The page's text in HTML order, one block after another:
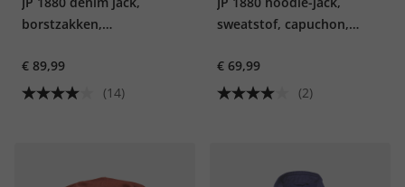
borstzakken,
€ 89,99
(14)
sweatstof, capuchon,
tot 8XL
€ 69,99
(2)